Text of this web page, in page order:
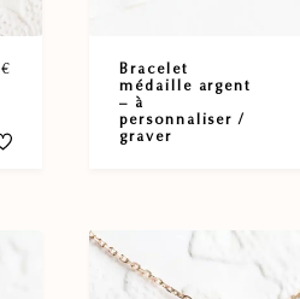
Bracelet
médaille argent
– à
personnaliser /
graver